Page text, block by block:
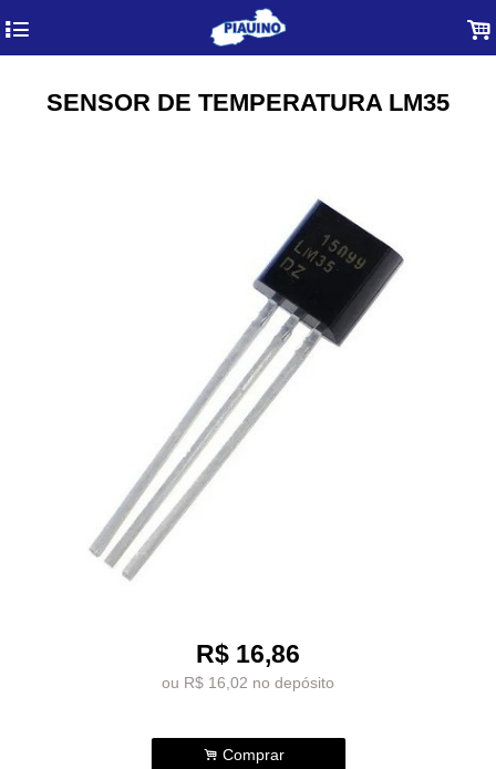
4 .
SENSOR DE TEMPERATURA LM35
R$ 16,86
ou R$ 16,02 no depósito
. Comprar